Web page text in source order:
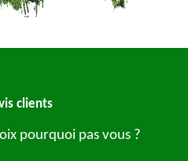
clients
pourquoi pas vous ?